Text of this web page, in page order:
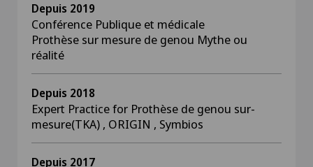
Depuis 2019
Conférence Publique et médicale
Prothèse sur mesure de genou Mythe ou
réalité
Depuis 2018
Expert Practice for Prothèse de genou sur-
mesure(TKA) , ORIGIN , Symbios
Depuis 2017